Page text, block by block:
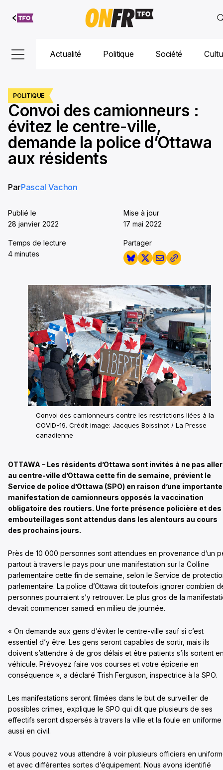
Aller au
contenu
Actualité Politique Société
POLITIQUE
Convoi des camionneurs :
évitez le centre-ville,
demande la police d’Ottawa
aux résidents
ParPascal Vachon
Publié le
28 janvier 2022
Mise à jour
17 mai 2022
Temps de lecture
4 minutes
Partager
Convoi des camionneurs contre les restrictions liées à la
COVID-19. Crédit image: Jacques Boissinot / La Presse
canadienne
OTTAWA – Les résidents d’Ottawa sont invités à ne pas aller
au centre-ville d’Ottawa cette fin de semaine, prévient le
Service de police d’Ottawa (SPO) en raison d’une importante
manifestation de camionneurs opposés la vaccination
obligatoire des routiers. Une forte présence policière et des
embouteillages sont attendus dans les alentours au cours
des prochains jours.
Près de 10 000 personnes sont attendues en provenance d’un
partout à travers le pays pour une manifestation sur la Colline
parlementaire cette fin de semaine, selon le Service de
parlementaire. La police d’Ottawa dit toutefois ignorer combien
personnes pourraient s’y retrouver. Le plus gros de la
devait commencer samedi en milieu de journée.
« On demande aux gens d’éviter le centre-ville sauf si c’est
essentiel d’y être. Les gens seront capables de sortir, mais ils
doivent s’attendre à de gros délais et être patients s’ils sortent
véhicule. Prévoyez faire vos courses et votre épicerie en
conséquence », a déclaré Trish Ferguson, inspectrice à la SPO.
Les manifestations seront filmées dans le but de surveiller de
possibles crimes, explique le SPO qui dit que plusieurs de ses
effectifs seront dispersés à travers la ville et la foule en
aussi en civil.
« Vous pouvez vous attendre à voir plusieurs officiers en
et avec différentes sortes d’équipement. Nous avons identifié